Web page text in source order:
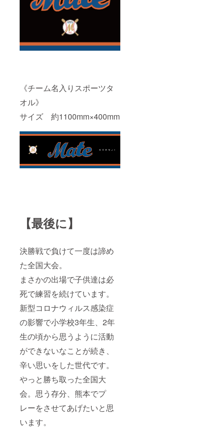
《チーム名入りスポーツタ
オル》
サイズ 約1100mm×400mm
【最後に】
決勝戦で負けて一度は諦め
た全国大会。
まさかの出場で子供達は必
死で練習を続けています。
新型コロナウィルス感染症
の影響で小学校3年生、2年
生の頃から思うように活動
ができないなことが続き、
辛い思いをした世代です。
やっと勝ち取った全国大
会。思う存分、熊本でプ
レーをさせてあげたいと思
います。